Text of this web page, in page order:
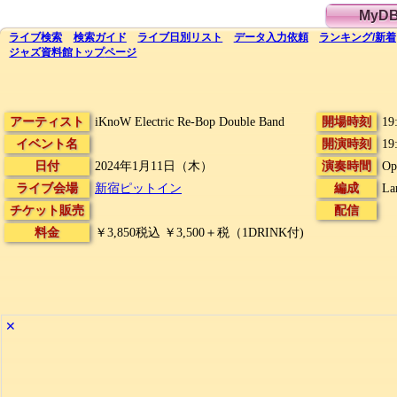
ライブ検索 検索ガイド ライブ日別 リスト データ入力依頼 ランキング/新着
ジャズ資料館 トップページ
アーティスト
iKnoW Electric Re-Bop Double Band
イベント名
日付
2024年1月11日（木）
ライブ会場
新宿ピットイン
チケット販売
料金
￥3,850税込 ￥3,500＋税（1DRINK付)
開場時刻
開演時刻
演奏時間
編成
配信
✕